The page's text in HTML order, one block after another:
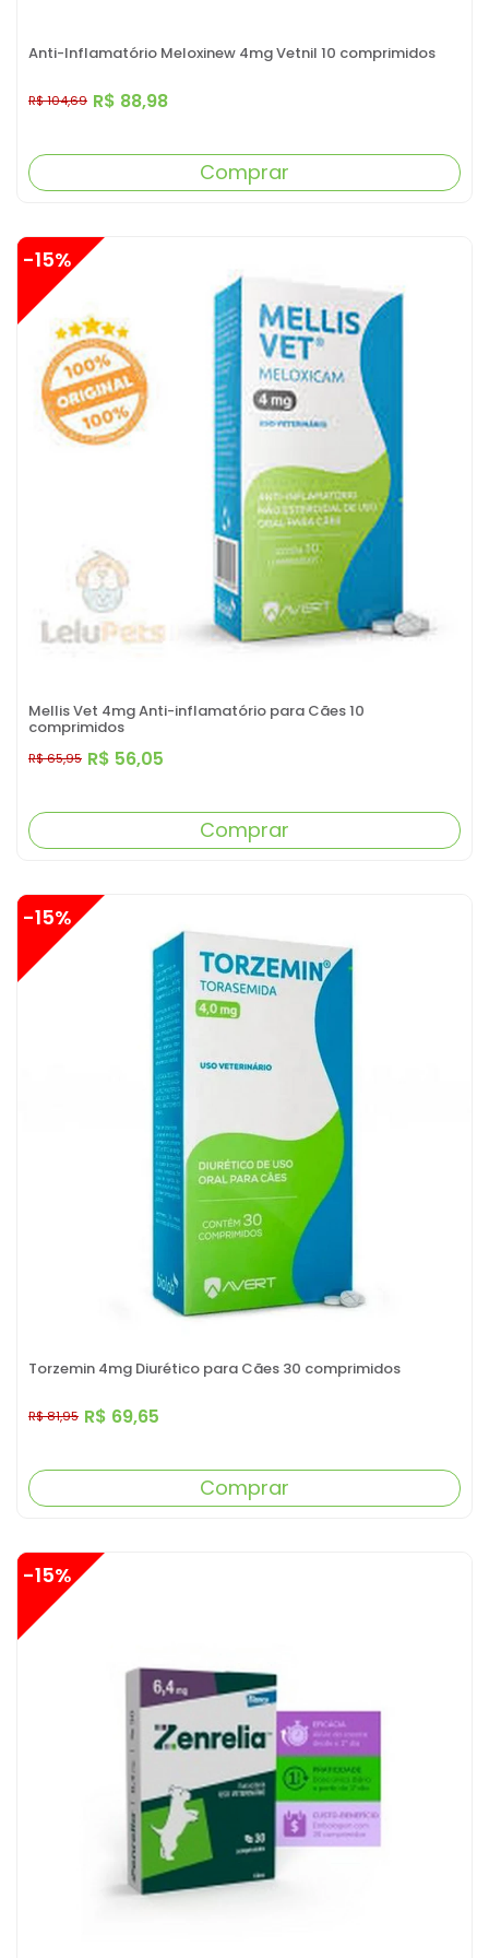
Anti-Inflamatório Meloxinew 4mg Vetnil 10 comprimidos
R$ 88,98
R$ 104,69
Comprar
Mellis Vet 4mg Anti-inflamatório para Cães 10
comprimidos
R$ 56,05
R$ 65,95
-15%
Comprar
Torzemin 4mg Diurético para Cães 30 comprimidos
R$ 69,65
R$ 81,95
-15%
Comprar
-15%